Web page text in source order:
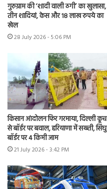
गुरुग्राम की ‘शादी वाली ठगी’ का खुलासा,
तीन शादियां, केस और 18 लाख रुपये का
खेल
28 July 2026 - 5:06 PM
किसान आंदोलन फिर गरमाया, दिल्ली कूच
से बॉर्डर पर बवाल, हरियाणा में सख्ती, सिंघु
बॉर्डर पर 4 किमी जाम
21 July 2026 - 3:42 PM